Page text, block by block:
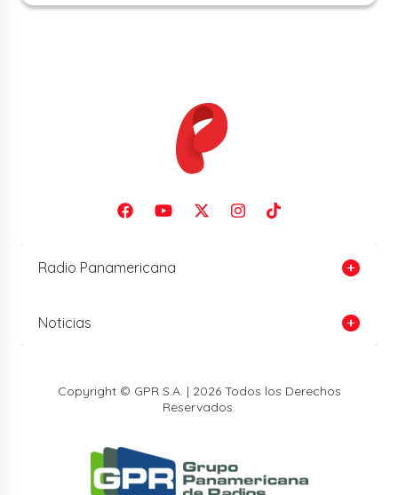
Radio Panamericana
Noticias
Copyright © GPR S.A. | 2026 Todos los Derechos
Reservados.